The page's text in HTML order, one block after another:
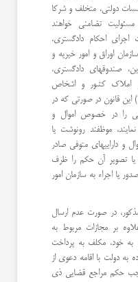
دولتی، متخلف و شرکا
تضامنى خواهند
اجرای احکام دادگستری،
اوراق و امور خیریه و
صندوقهای دادگستری،
و املاک کشور و اشخاص
موضوع بندهای (1) و (2) ماده (2) این قانون در صورتی که در
را در خصوص اموال و
موظفند رونوشت یا
و داراییهای متوفی صادر
یا تصویر آن حکم را ظرف
یا اجراء به سازمان امور
در صورت عدم ارسال
بر مجازات مربوط به
به خود، مکلف به پرداخت
به دولت با اقامه دعوی از
حکم مراجع قضایی ذی